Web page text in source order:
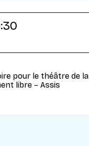
pour le théâtre de la
libre – Assis